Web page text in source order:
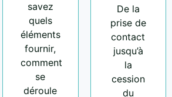
savez
quels
éléments
fournir,
comment
se
déroule
De la
prise de
contact
jusqu’à
la
cession
du